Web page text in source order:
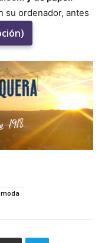
su ordenador, antes
moda